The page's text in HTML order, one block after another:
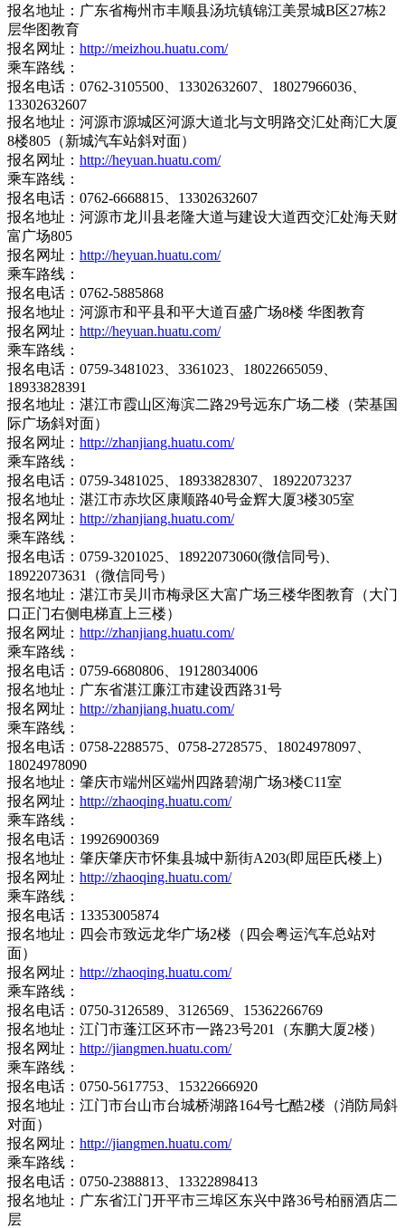
报名地址：广东省梅州市丰顺县汤坑镇锦江美景城B区27栋2
层华图教育
报名网址： http://meizhou.huatu.com/
乘车路线：
报名电话：0762-3105500、13302632607、18027966036、
13302632607
报名地址：河源市源城区河源大道北与文明路交汇处商汇大厦
8楼805（新城汽车站斜对面）
报名网址： http://heyuan.huatu.com/
乘车路线：
报名电话：0762-6668815、13302632607
报名地址：河源市龙川县老隆大道与建设大道西交汇处海天财
富广场805
报名网址： http://heyuan.huatu.com/
乘车路线：
报名电话：0762-5885868
报名地址：河源市和平县和平大道百盛广场8楼 华图教育
报名网址： http://heyuan.huatu.com/
乘车路线：
报名电话：0759-3481023、3361023、18022665059、
18933828391
报名地址：湛江市霞山区海滨二路29号远东广场二楼（荣基国
际广场斜对面）
报名网址： http://zhanjiang.huatu.com/
乘车路线：
报名电话：0759-3481025、18933828307、18922073237
报名地址：湛江市赤坎区康顺路40号金辉大厦3楼305室
报名网址： http://zhanjiang.huatu.com/
乘车路线：
报名电话：0759-3201025、18922073060(微信同号)、
18922073631（微信同号）
报名地址：湛江市吴川市梅录区大富广场三楼华图教育（大门
口正门右侧电梯直上三楼）
报名网址： http://zhanjiang.huatu.com/
乘车路线：
报名电话：0759-6680806、19128034006
报名地址：广东省湛江廉江市建设西路31号
报名网址： http://zhanjiang.huatu.com/
乘车路线：
报名电话：0758-2288575、0758-2728575、18024978097、
18024978090
报名地址：肇庆市端州区端州四路碧湖广场3楼C11室
报名网址： http://zhaoqing.huatu.com/
乘车路线：
报名电话：19926900369
报名地址：肇庆肇庆市怀集县城中新街A203(即屈臣氏楼上)
报名网址： http://zhaoqing.huatu.com/
乘车路线：
报名电话：13353005874
报名地址：四会市致远龙华广场2楼（四会粤运汽车总站对
面）
报名网址： http://zhaoqing.huatu.com/
乘车路线：
报名电话：0750-3126589、3126569、15362266769
报名地址：江门市蓬江区环市一路23号201（东鹏大厦2楼）
报名网址： http://jiangmen.huatu.com/
乘车路线：
报名电话：0750-5617753、15322666920
报名地址：江门市台山市台城桥湖路164号七酷2楼（消防局斜
对面）
报名网址： http://jiangmen.huatu.com/
乘车路线：
报名电话：0750-2388813、13322898413
报名地址：广东省江门开平市三埠区东兴中路36号柏丽酒店二
层